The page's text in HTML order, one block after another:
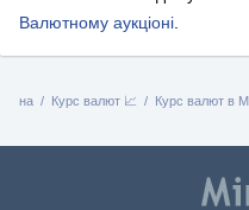
Валютному аукціоні
Курс валют 📈 Курс валют в